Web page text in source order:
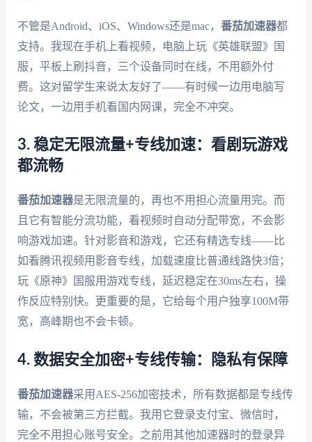
不管是Android、iOS、Windows还是mac， 番茄加速器都
支持。我现在手机上看视频，电脑上玩《英雄联盟》国
服，平板上刷抖音，三个设备同时在线，不用额外付
费。这对留学生来说太友好了——有时候一边用电脑写
论文，一边用手机看国内网课，完全不冲突。
3. 稳定无限流量+专线加速：看剧玩游戏
都流畅
番茄加速器是无限流量的，再也不用担心流量用完。而
且它有智能分流功能，看视频时自动分配带宽，不会影
响游戏加速。针对影音和游戏，它还有精选专线——比
如看腾讯视频用影音专线，加载速度比普通线路快3倍；
玩《原神》国服用游戏专线，延迟稳定在30ms左右，操
作反应特别快。更重要的是，它给每个用户独享100M带
宽，高峰期也不会卡顿。
4. 数据安全加密+专线传输：隐私有保障
番茄加速器采用AES-256加密技术，所有数据都是专线传
输，不会被第三方拦截。我用它登录支付宝、微信时，
完全不用担心账号安全。之前用其他加速器时的登录异